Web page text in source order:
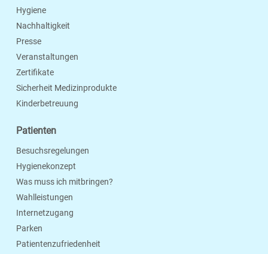
Hygiene
Nachhaltigkeit
Presse
Veranstaltungen
Zertifikate
Sicherheit Medizinprodukte
Kinderbetreuung
Patienten
Besuchsregelungen
Hygienekonzept
Was muss ich mitbringen?
Wahlleistungen
Internetzugang
Parken
Patientenzufriedenheit